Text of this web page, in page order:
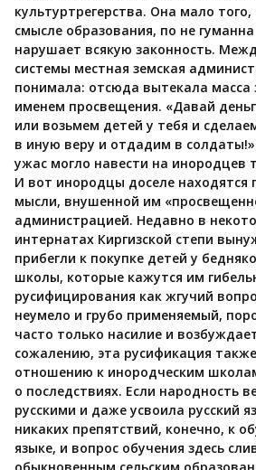
культуртрегерства. Она мало
смысле образования, по не
нарушает всякую законность.
системы местная земская
понимала: отсюда вытекала масса
именем просвещения. «Давай
или возьмем детей у тебя и
в иную веру и отдадим в
ужас могло навести на инородцев
И вот инородцы доселе находятся
мысли, внушенной им
администрацией. Недавно в
интернатах Киргизской степи
прибегли к покупке детей у
школы, которые кажутся им
русифицирования как жгучий
неумело и грубо применяемый,
часто только насилие и
сожалению, эта русификация
отношению к инородческим
о последствиях. Если народность
русскими и даже усвоила русский
никаких препятствий, конечно, к
языке, и вопрос обучения здесь